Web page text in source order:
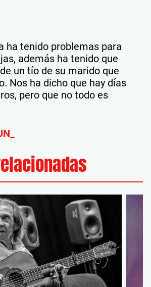
ha tenido problemas para
además ha tenido que
un tío de su marido que
Nos ha dicho que hay días
pero que no todo es